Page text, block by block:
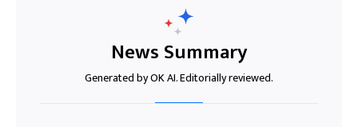
News Summary
Generated by OK AI. Editorially reviewed.